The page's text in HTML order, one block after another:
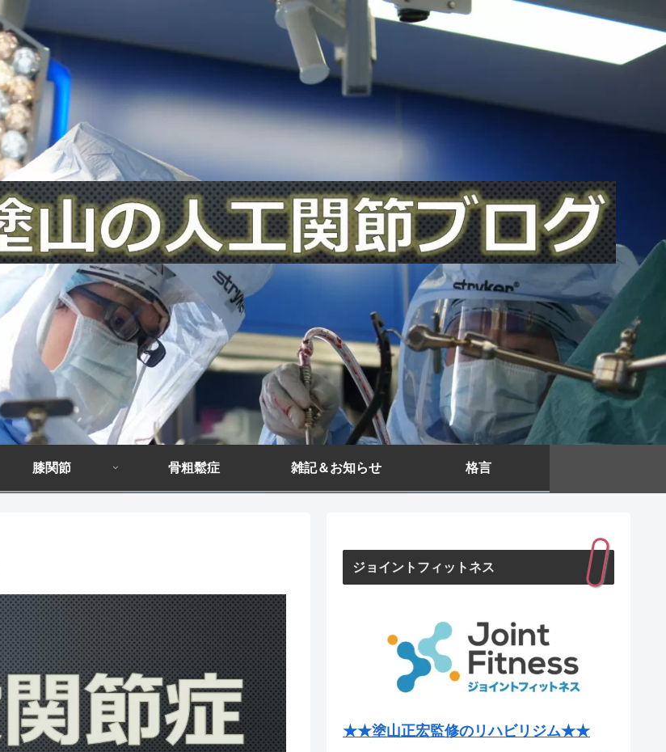
膝関節 骨粗鬆症 雑記＆お知らせ 格言
ジョイントフィットネス
★★塗山正宏監修のリハビリジム★★